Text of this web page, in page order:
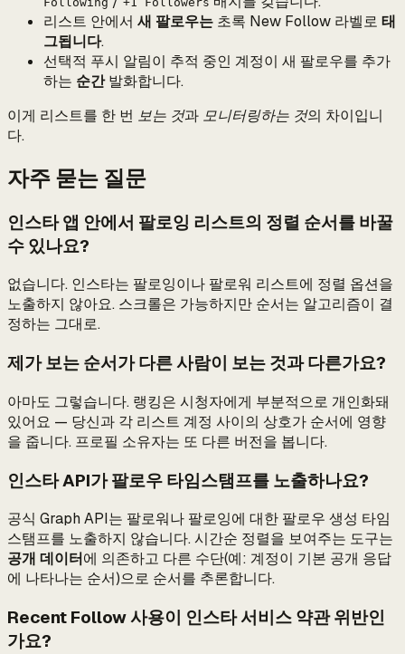
리스트 안에서 새 팔로우는 초록 New Follow 라벨로 태
그됩니다.
선택적 푸시 알림이 추적 중인 계정이 새 팔로우를 추가
하는 순간발화합니다.
이게 리스트를 한 번 보는 것과 모니터링하는 것의 차이입니
다.
자주 묻는 질문
인스타 앱 안에서 팔로잉 리스트의 정렬 순서를 바꿀
수 있나요?
없습니다. 인스타는 팔로잉이나 팔로워 리스트에 정렬 옵션을
노출하지 않아요. 스크롤은 가능하지만 순서는 알고리즘이 결
정하는 그대로.
제가 보는 순서가 다른 사람이 보는 것과 다른가요?
아마도 그렇습니다. 랭킹은 시청자에게 부분적으로 개인화돼
있어요 — 당신과 각 리스트 계정 사이의 상호가 순서에 영향
을 줍니다. 프로필 소유자는 또 다른 버전을 봅니다.
인스타 API가 팔로우 타임스탬프를 노출하나요?
공식 Graph API는 팔로워나 팔로잉에 대한 팔로우 생성 타임
스탬프를 노출하지 않습니다. 시간순 정렬을 보여주는 도구는
공개 데이터에 의존하고 다른 수단(예: 계정이 기본 공개 응답
에 나타나는 순서)으로 순서를 추론합니다.
Recent Follow 사용이 인스타 서비스 약관 위반인
가요?